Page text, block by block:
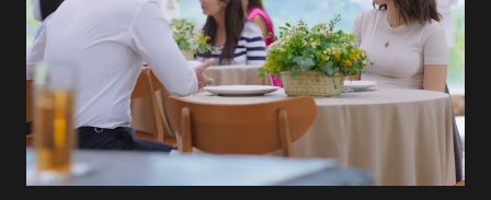
ser a primeira mulher da família a ingressar na
universidade. Ela tem uma personalidade muito alegre, é
muito madura para a idade, determinada, criativa e
empática. Detesta injustiças e é uma ótima amiga. Pode ser
teimosa e muito persistente quando decide fazer algo.
Durante um exame ginecológico, ela é inseminada por eng...